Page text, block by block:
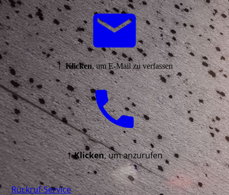
↑Klicken, um E-Mail zu verfassen
↑Klicken, um anzurufen
Rückruf-Service